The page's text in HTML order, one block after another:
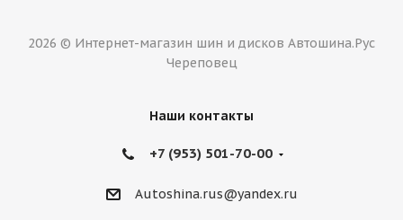
2026 © Интернет-магазин шин и дисков Автошина.Рус
Череповец
Наши контакты
+7 (953) 501-70-00
Autoshina.rus@yandex.ru